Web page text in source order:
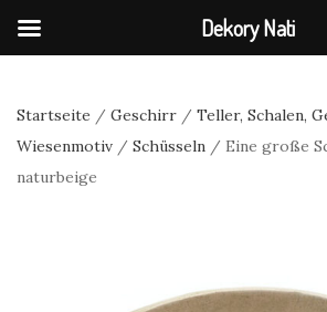
Startseite / Geschirr / Teller, Schalen,
Wiesenmotiv / Schüsseln / Eine große
naturbeige
Dekory Nati